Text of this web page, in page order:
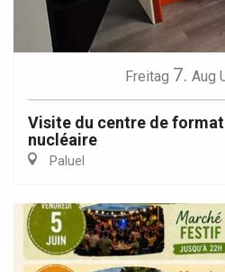
Freitag 7. Aug
Visite du centre de
nucléaire
Paluel